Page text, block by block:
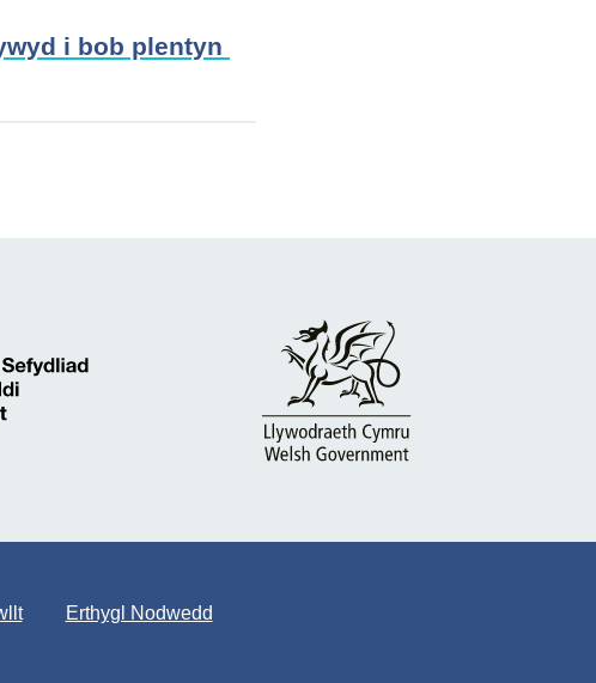
i bob plentyn
Erthygl Nodwedd